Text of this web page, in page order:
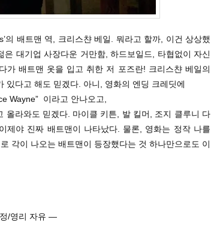
의 배트맨 역, 크리스챤 베일. 뭐라고 할까, 이건 상상했
대기업 사장다운 거만함, 하드보일드, 타협없이 자신
가 배트맨 옷을 입고 취한 저 포즈란! 크리스챤 베일의
있다고 해도 믿겠다. 아니, 영화의 엔딩 크레딧에
Wayne” 이라고 안나오고,
와도 믿겠다. 마이클 키튼, 발 킬머, 조지 클루니 다
제야 진짜 배트맨이 나타났다. 물론, 영화는 정작 나를
각이 나오는 배트맨이 등장했다는 것 하나만으로도 이
/영리 자유 —